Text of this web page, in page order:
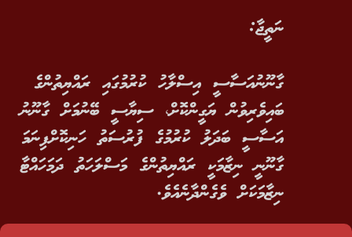
ނަތީޖާ:
ގާނޫނުއަސާސީ އިސްލާހު ކުރުމުގައި ރައްޔިތުންގެ
ބައިވެރިވުން ޔަގީންކޮށް، ސިޔާސީ ބޭނުމަށް ގާނޫނު
އަސާސީ ބަދަލު ކުރުމުގެ ފުރުސަތު ހަނިކޮށްފިނަމަ
ގާނޫނީ ނިޒާމަކީ ރައްޔިތުންގެ މަސްލަހަތު ދަމަހައްޓާ
ނިޒާމަކަށް ވެގެންދާނެއެވެ.